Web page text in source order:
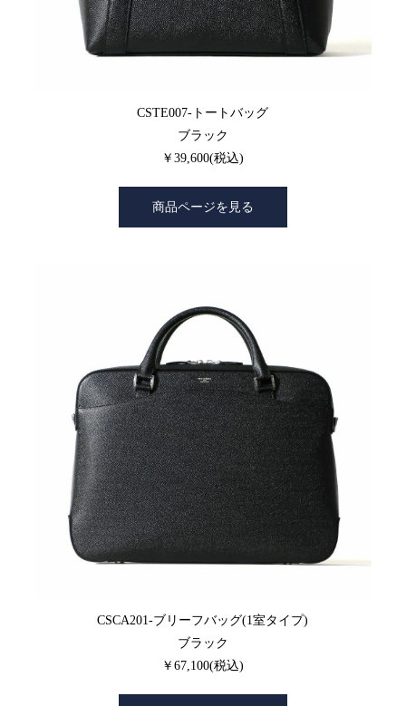
CSTE007-トートバッグ
ブラック
￥39,600(税込)
商品ページを見る
CSCA201-ブリーフバッグ(1室タイプ)
ブラック
￥67,100(税込)